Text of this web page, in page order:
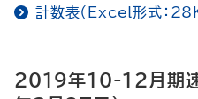
計数表（Excel形式：
2019年10-12月期速